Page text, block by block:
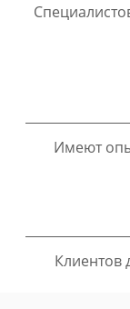
Имеют
Клиентов